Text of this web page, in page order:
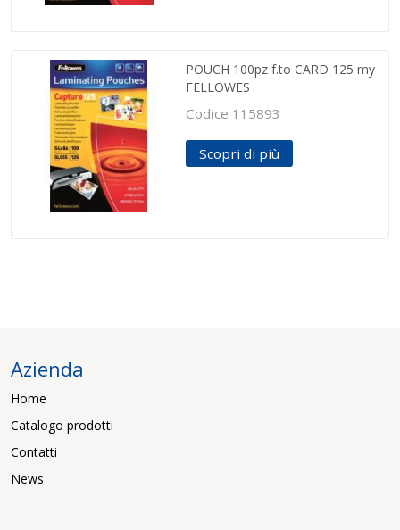
POUCH 100pz f.to CARD 125 my
FELLOWES
Codice 115893
Scopri di più
Azienda
Home
Catalogo prodotti
Contatti
News